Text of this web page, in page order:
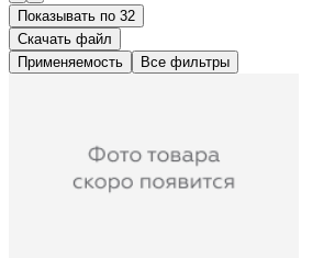
Показывать по 32
Скачать файл
Применяемость
Все фильтры